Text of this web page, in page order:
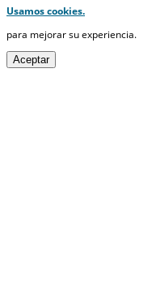
Usamos cookies.
para mejorar su experiencia.
Aceptar